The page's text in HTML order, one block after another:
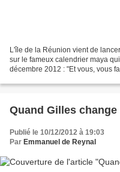
L'île de la Réunion vient de
sur le fameux calendrier maya
décembre 2012 : "Et vous, vous
Quand Gilles change
Publié le 10/12/2012 à 19:03
Par Emmanuel de Reynal